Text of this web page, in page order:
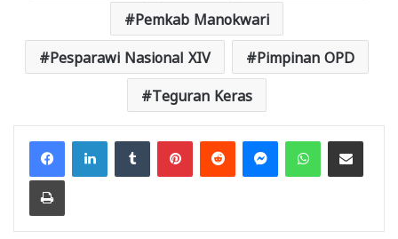
Pemkab Manokwari
Pesparawi Nasional XIV Pimpinan OPD
Teguran Keras
FacebookLinkedInTumblr PinterestReddit MessengerWhatsAppShare via Email
Print